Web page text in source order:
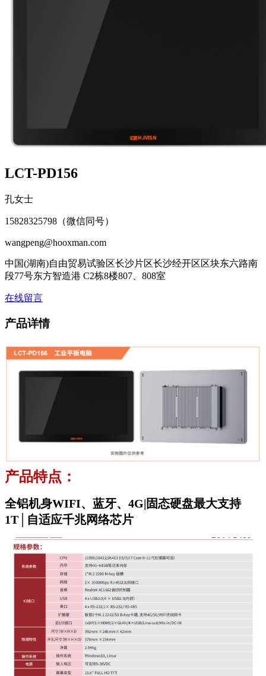
LCT-PD156
孔女士
15828325798（微信同号）
wangpeng@hooxman.com
中国(湖南)自由贸易试验区长沙片区长沙经开区区块东六路南
段77号东方智造港 C2栋8楼807、808室
在线留言
产品详情
产品特点：
全铝机身WIFI、蓝牙、4G|固态硬盘最大支持
1T│自适应千兆网络芯片